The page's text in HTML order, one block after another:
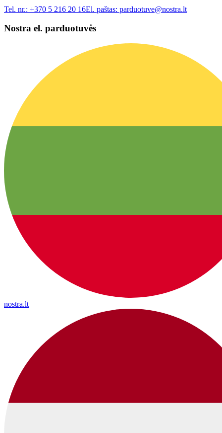
Tel. nr.: +370 5 216 20 16El. paštas: parduotuve@nostra.lt
Nostra el. parduotuvės
nostra.lt